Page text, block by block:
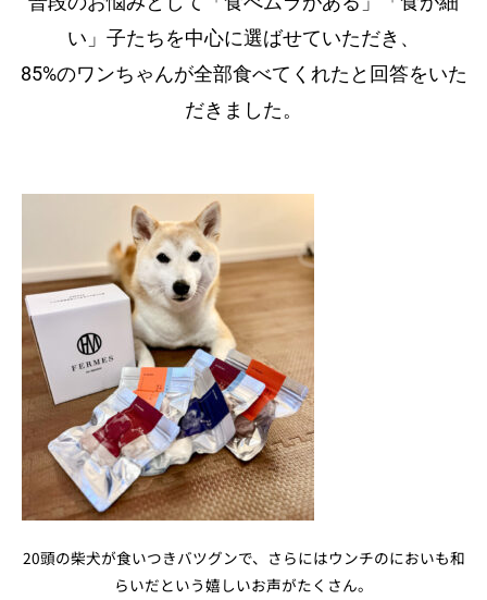
い」子たちを中心に選ばせていただき、
85%のワンちゃんが全部食べてくれたと回答をいた
だきました。
20頭の柴犬が食いつきバツグンで、さらにはウンチのにおいも和
らいだという嬉しいお声がたくさん。